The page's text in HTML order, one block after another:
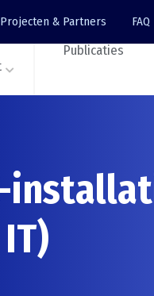
Projecten & Partners FAQ
Publicaties